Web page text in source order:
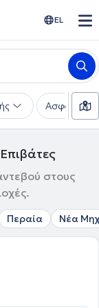
EL
στους
Περαία Νέα